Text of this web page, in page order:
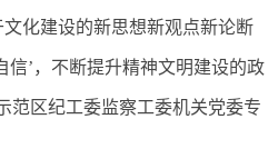
化建设的新思想新观点新论断
信’，不断提升精神文明建设的政
范区纪工委监察工委机关党委专